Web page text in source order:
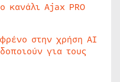
κανάλι Ajax PRO
στην χρήση AI
για τους